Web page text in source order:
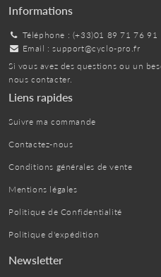
Informations
Téléphone : (+33)01 89 71 76 91
Email :support@cyclo-pro.fr
Si vous avez des questions ou un
nous contacter.
Liens rapides
Suivre ma commande
Contactez-nous
Conditions générales de vente
Mentions légales
Politique de Confidentialité
Politique d'expédition
Newsletter